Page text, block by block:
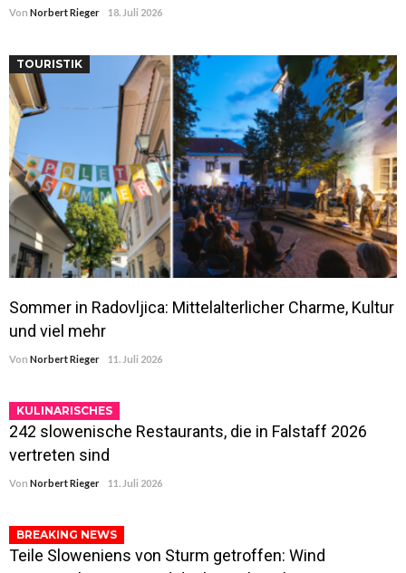
Von Norbert Rieger 18. Juli 2026
TOURISTIK
Sommer in Radovljica: Mittelalterlicher Charme, Kultur
und viel mehr
Von Norbert Rieger 11. Juli 2026
KULINARISCHES
242 slowenische Restaurants, die in Falstaff 2026
vertreten sind
Von Norbert Rieger 11. Juli 2026
BREAKING NEWS
Teile Sloweniens von Sturm getroffen: Wind